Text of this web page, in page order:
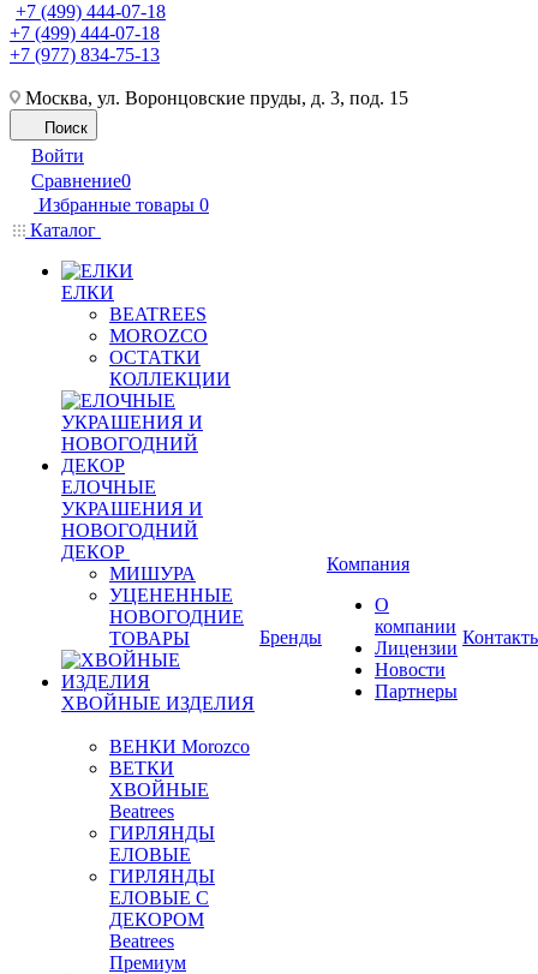
+7 (499) 444-07-18
+7 (499) 444-07-18
+7 (977) 834-75-13
Москва, ул. Воронцовские пруды, д. 3, под. 15
Поиск
Войти
Сравнение0
Избранные товары 0
Каталог
ЕЛКИ
BEATREES
MOROZCO
ОСТАТКИ
КОЛЛЕКЦИИ
ЕЛОЧНЫЕ
УКРАШЕНИЯ И
НОВОГОДНИЙ
ДЕКОР
МИШУРА
УЦЕНЕННЫЕ
НОВОГОДНИЕ
ТОВАРЫ
ХВОЙНЫЕ ИЗДЕЛИЯ
ВЕНКИ Morozco
ВЕТКИ
ХВОЙНЫЕ
Beatrees
ГИРЛЯНДЫ
ЕЛОВЫЕ
ГИРЛЯНДЫ
ЕЛОВЫЕ С
ДЕКОРОМ
Beatrees
Премиум
Бренды
Компания
О
компании
Лицензии
Новости
Партнеры